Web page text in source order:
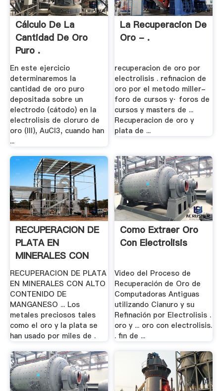
Cálculo De La
Cantidad De Oro
Puro .
En este ejercicio
determinaremos la
cantidad de oro puro
depositada sobre un
electrodo (cátodo) en la
electrolisis de cloruro de
oro (III), AuCl3, cuando han
...
La Recuperacion De
Oro - .
recuperacion de oro por
electrolisis . refinacion de
oro por el metodo miller-
foro de cursos y· foros de
cursos y masters de ...
Recuperacion de oro y
plata de ...
RECUPERACION DE
PLATA EN
MINERALES CON
ALTO
RECUPERACION DE PLATA
EN MINERALES CON ALTO
CONTENIDO DE
MANGANESO ... Los
metales preciosos tales
como el oro y la plata se
han usado por miles de .
Como Extraer Oro
Con Electrolisis
Video del Proceso de
Recuperación de Oro de
Computadoras Antiguas
utilizando Cianuro y su
Refinación por Electrolisis .
oro y ... oro con electrolisis.
. fin de ...